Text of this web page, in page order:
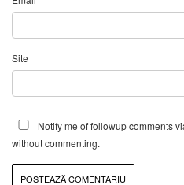
Site
Notify me of followup comments
without commenting.